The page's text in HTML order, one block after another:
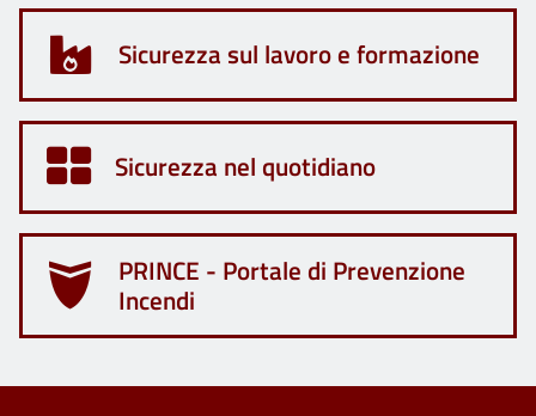
Sicurezza sul lavoro e formazione
Sicurezza nel quotidiano
PRINCE - Portale di Prevenzione
Incendi